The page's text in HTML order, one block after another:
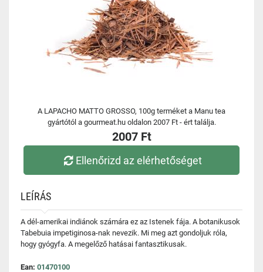
A LAPACHO MATTO GROSSO, 100g terméket a Manu tea
gyártótól a gourmeat.hu oldalon 2007 Ft - ért találja.
2007 Ft
Ellenőrizd az elérhetőséget
LEÍRÁS
A dél-amerikai indiánok számára ez az Istenek fája. A botanikusok
Tabebuia impetiginosa-nak nevezik. Mi meg azt gondoljuk róla,
hogy gyógyfa. A megelőző hatásai fantasztikusak.
Ean: 01470100